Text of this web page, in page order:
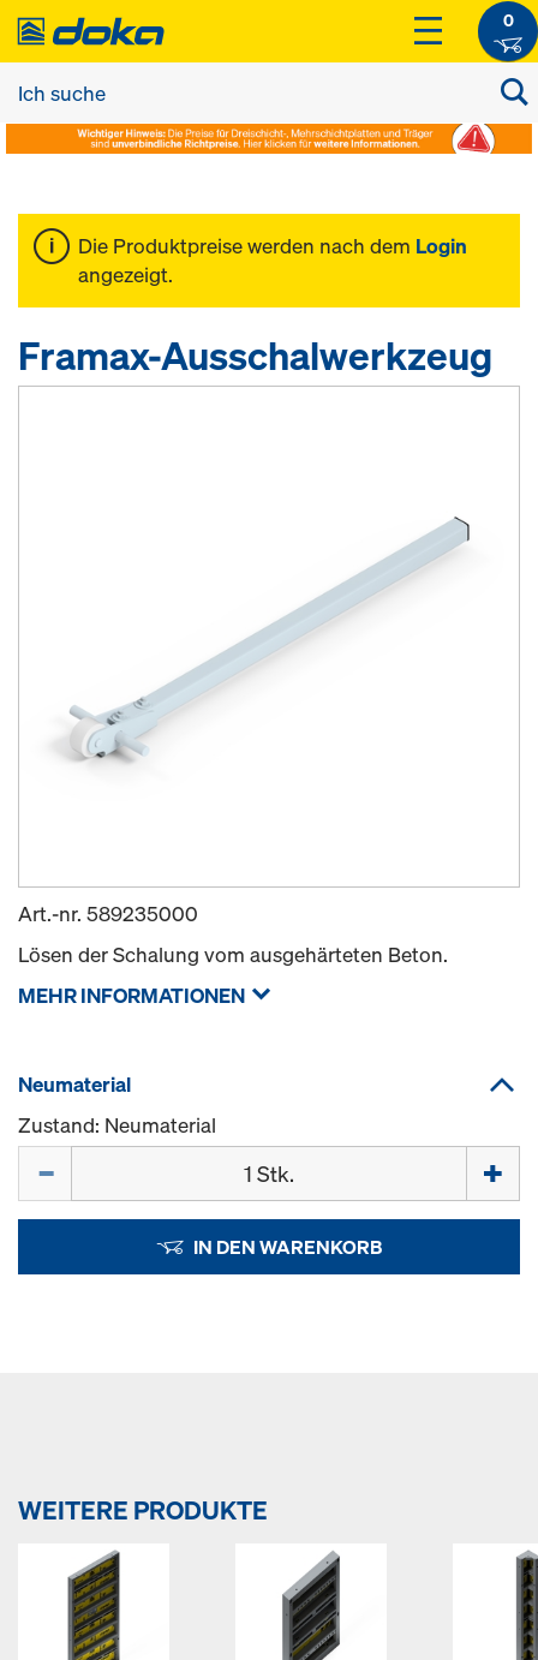
0
Die Produktpreise werden nach dem Login
angezeigt.
Framax-Ausschalwerkzeug
Art.-nr. 589235000
Lösen der Schalung vom ausgehärteten Beton.
MEHR INFORMATIONEN
Neumaterial
Zustand: Neumaterial
IN DEN WARENKORB
WEITERE PRODUKTE